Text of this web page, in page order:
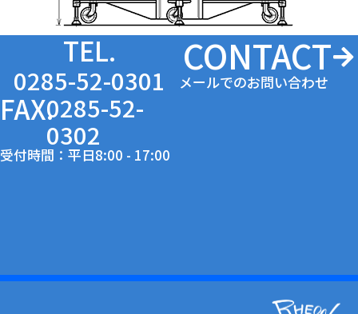
TEL.
0285-52-0301
FAX.0285-52-
0302
受付時間：平日8:00 - 17:00
CONTACT
メールでのお問い合わせ